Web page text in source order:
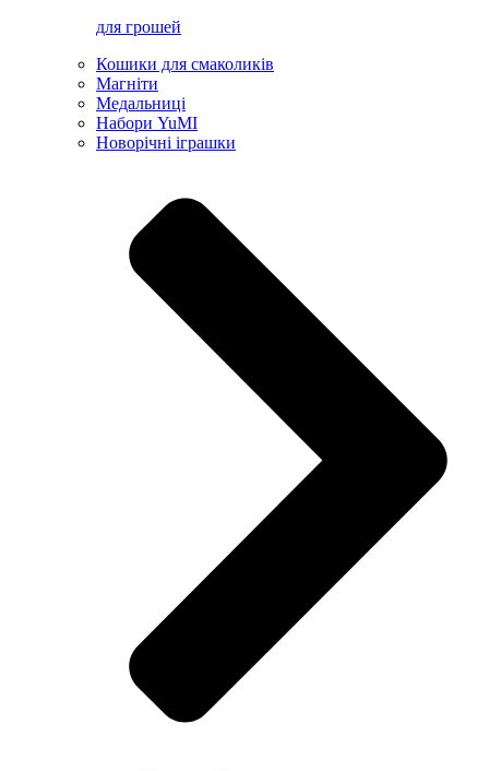
для грошей
Кошики для смаколиків
Магніти
Медальниці
Набори YuMI
Новорічні іграшки